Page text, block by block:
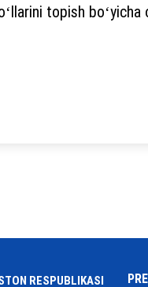
topish boʻyicha
RESPUBLIKASI